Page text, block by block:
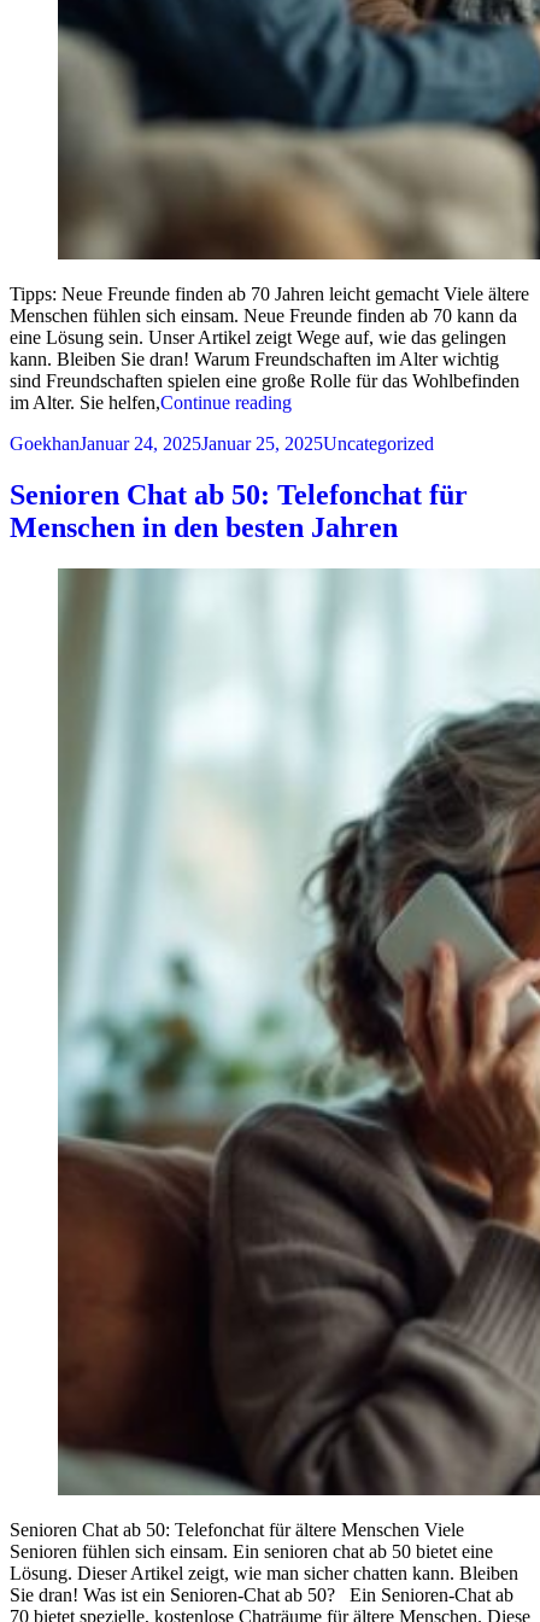
Tipps: Neue Freunde finden ab 70 Jahren leicht gemacht Viele ältere
Menschen fühlen sich einsam. Neue Freunde finden ab 70 kann da
eine Lösung sein. Unser Artikel zeigt Wege auf, wie das gelingen
kann. Bleiben Sie dran! Warum Freundschaften im Alter wichtig
sind Freundschaften spielen eine große Rolle für das Wohlbefinden
im Alter. Sie helfen,Continue reading„Tipps: Neue Freunde finden
Posted by
GoekhanJanuar 24, 2025Januar 25, 2025Posted in
Uncategorized
Senioren Chat ab 50: Telefonchat für
Menschen in den besten Jahren
Senioren Chat ab 50: Telefonchat für ältere Menschen Viele
Senioren fühlen sich einsam. Ein senioren chat ab 50 bietet eine
Lösung. Dieser Artikel zeigt, wie man sicher chatten kann. Bleiben
Sie dran! Was ist ein Senioren-Chat ab 50? Ein Senioren-Chat ab
70 bietet spezielle, kostenlose Chaträume für ältere Menschen. Diese